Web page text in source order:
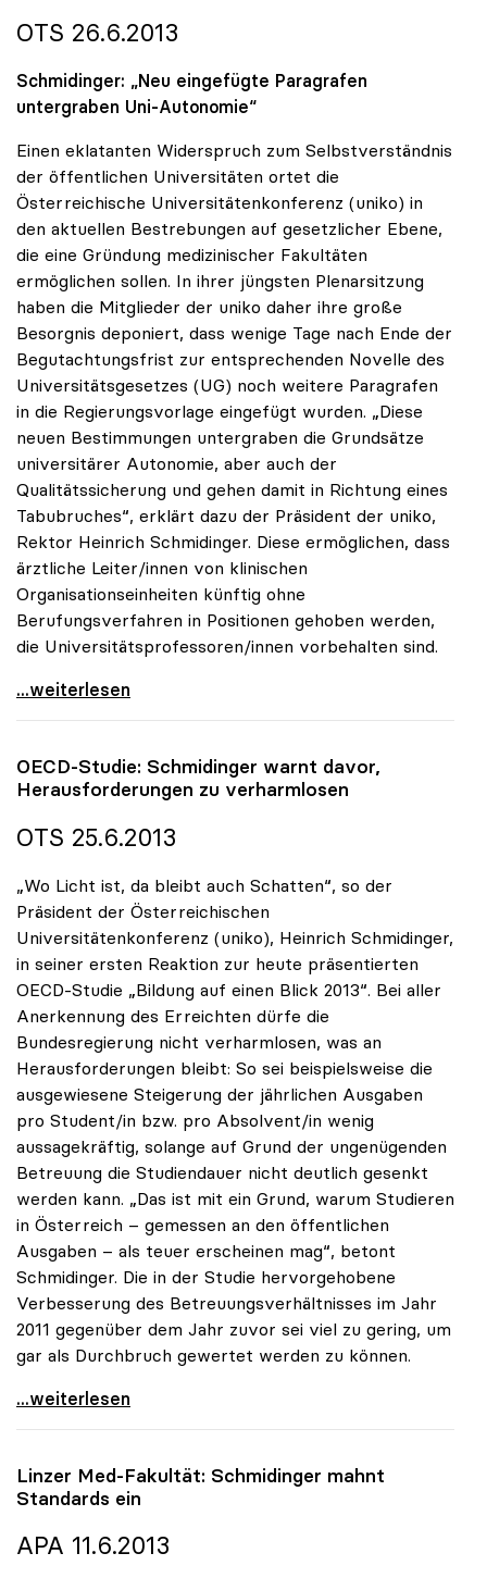
OTS 26.6.2013
Schmidinger: „Neu eingefügte Paragrafen
untergraben Uni-Autonomie“
Einen eklatanten Widerspruch zum Selbstverständnis
der öffentlichen Universitäten ortet die
Österreichische Universitätenkonferenz (uniko) in
den aktuellen Bestrebungen auf gesetzlicher Ebene,
die eine Gründung medizinischer Fakultäten
ermöglichen sollen. In ihrer jüngsten Plenarsitzung
haben die Mitglieder der uniko daher ihre große
Besorgnis deponiert, dass wenige Tage nach Ende der
Begutachtungsfrist zur entsprechenden Novelle des
Universitätsgesetzes (UG) noch weitere Paragrafen
in die Regierungsvorlage eingefügt wurden. „Diese
neuen Bestimmungen untergraben die Grundsätze
universitärer Autonomie, aber auch der
Qualitätssicherung und gehen damit in Richtung eines
Tabubruches“, erklärt dazu der Präsident der uniko,
Rektor Heinrich Schmidinger. Diese ermöglichen, dass
ärztliche Leiter/innen von klinischen
Organisationseinheiten künftig ohne
Berufungsverfahren in Positionen gehoben werden,
die Universitätsprofessoren/innen vorbehalten sind.
uniko sieht in UG-Novelle betreffend Medizinische
...weiterlesen
OECD-Studie: Schmidinger warnt davor,
Herausforderungen zu verharmlosen
OTS 25.6.2013
„Wo Licht ist, da bleibt auch Schatten“, so der
Präsident der Österreichischen
Universitätenkonferenz (uniko), Heinrich Schmidinger,
in seiner ersten Reaktion zur heute präsentierten
OECD-Studie „Bildung auf einen Blick 2013“. Bei aller
Anerkennung des Erreichten dürfe die
Bundesregierung nicht verharmlosen, was an
Herausforderungen bleibt: So sei beispielsweise die
ausgewiesene Steigerung der jährlichen Ausgaben
pro Student/in bzw. pro Absolvent/in wenig
aussagekräftig, solange auf Grund der ungenügenden
Betreuung die Studiendauer nicht deutlich gesenkt
werden kann. „Das ist mit ein Grund, warum Studieren
in Österreich – gemessen an den öffentlichen
Ausgaben – als teuer erscheinen mag“, betont
Schmidinger. Die in der Studie hervorgehobene
Verbesserung des Betreuungsverhältnisses im Jahr
2011 gegenüber dem Jahr zuvor sei viel zu gering, um
gar als Durchbruch gewertet werden zu können.
OECD-Studie: Schmidinger warnt davor,
...weiterlesen
Linzer Med-Fakultät: Schmidinger mahnt
Standards ein
APA 11.6.2013